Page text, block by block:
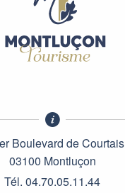
Boulevard de Courtais
03100 Montluçon
Tél. 04.70.05.11.44